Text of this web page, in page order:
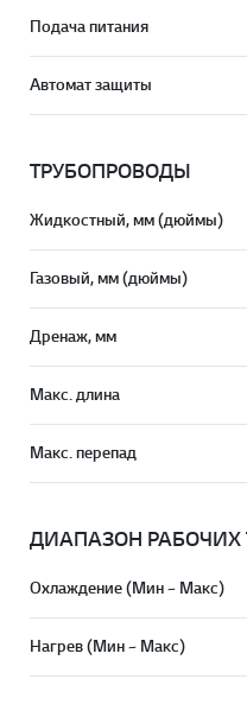
Подача питания
Автомат защиты
ТРУБОПРОВОДЫ
Жидкостный, мм (дюймы)
Газовый, мм (дюймы)
Дренаж, мм
Макс. длина
Макс. перепад
ДИАПАЗОН РАБОЧИХ
Охлаждение (Мин ~ Макс)
Нагрев (Мин ~ Макс)